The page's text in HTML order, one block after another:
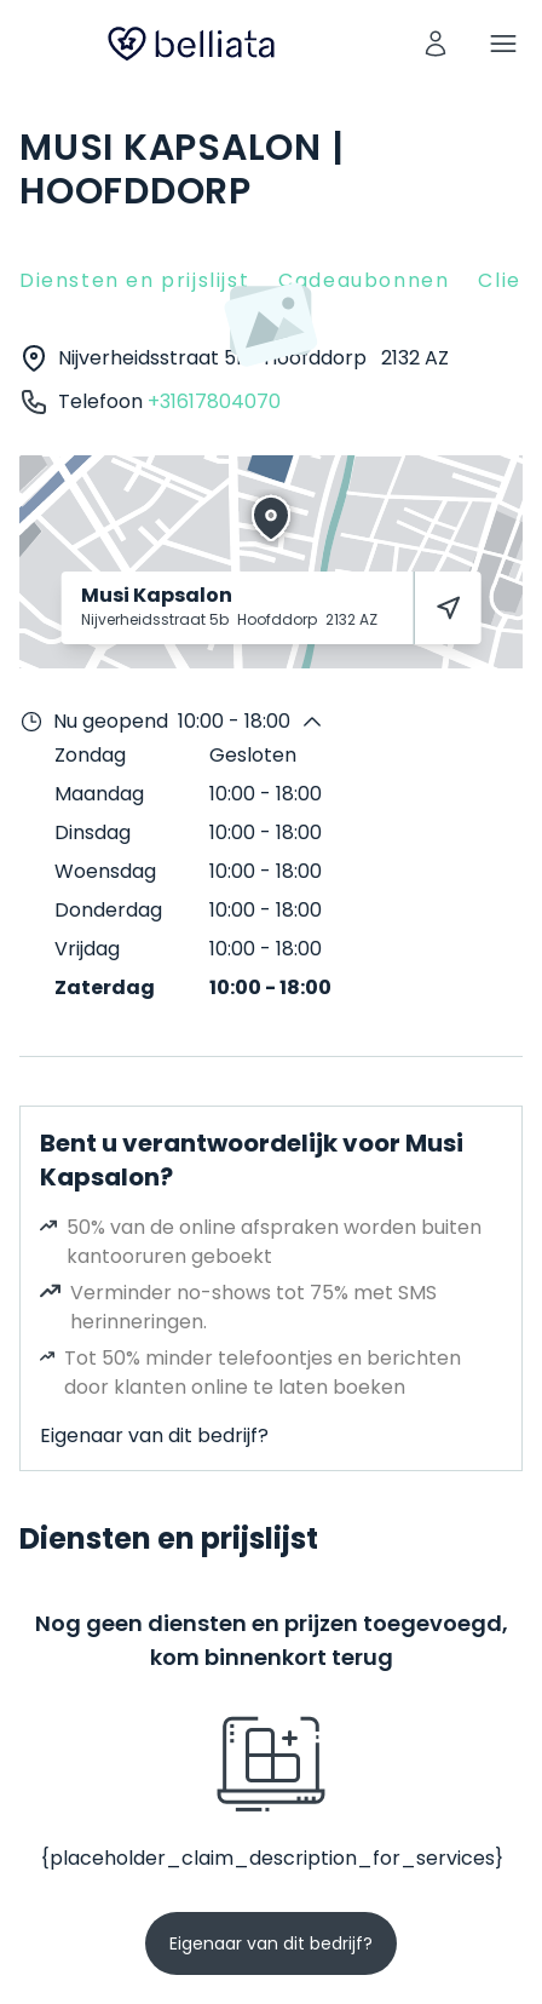
MUSI KAPSALON |
HOOFDDORP
Diensten en prijslijst Cadeaubonnen
Nijverheidsstraat 5b Hoofddorp 2132 AZ
Telefoon +31617804070
Musi Kapsalon
Nijverheidsstraat 5b Hoofddorp 2132 AZ
Nu geopend 10:00 - 18:00
Zondag
Gesloten
Maandag
10:00 - 18:00
Dinsdag
10:00 - 18:00
Woensdag
10:00 - 18:00
Donderdag
10:00 - 18:00
Vrijdag
10:00 - 18:00
Zaterdag
10:00 -18:00
Bent u verantwoordelijk voor Musi
Kapsalon?
50% van de online afspraken worden buiten
kantooruren geboekt
Verminder no-shows tot 75% met SMS
herinneringen.
Tot 50% minder telefoontjes en berichten
door klanten online te laten boeken
Eigenaar van dit bedrijf?
Diensten en prijslijst
Nog geen diensten en prijzen toegevoegd,
kom binnenkort terug
{placeholder_claim_description_for_services}
Eigenaar van dit bedrijf?